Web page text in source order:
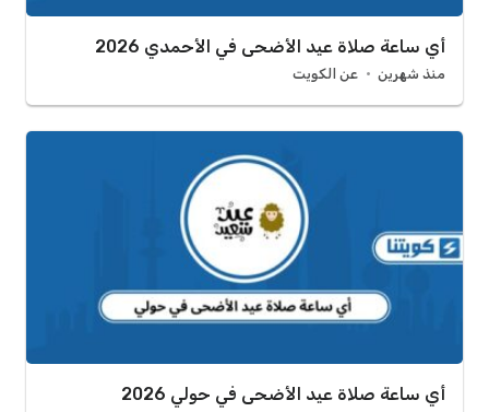
أي ساعة صلاة عيد الأضحى في الأحمدي 2026
منذ شهرين عن الكويت
أي ساعة صلاة عيد الأضحى في حولي 2026